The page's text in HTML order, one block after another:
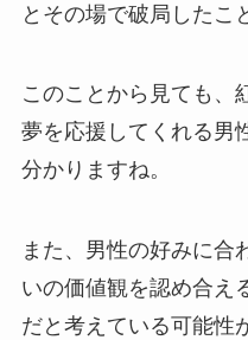
とその場で破局したこ
このことから見ても、
夢を応援してくれる男
分かりますね。
また、男性の好みに合
いの価値観を認め合え
だと考えている可能性